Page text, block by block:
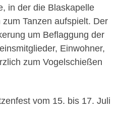
in der die Blaskapelle
Tanzen aufspielt. Der
um Beflaggung der
Einwohner,
zum Vogelschießen
vom 15. bis 17. Juli